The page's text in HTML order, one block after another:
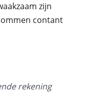
zijn
contant
rekening